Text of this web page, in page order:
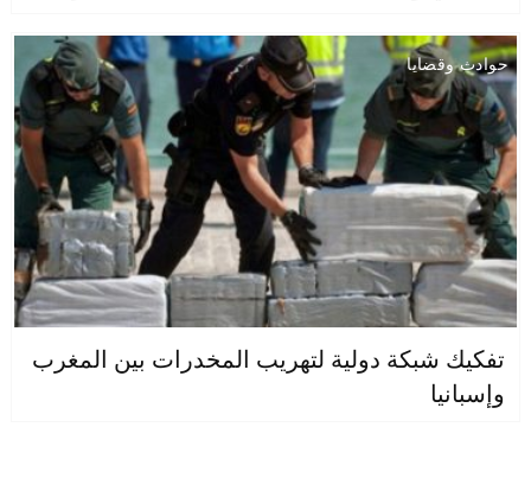
حوادث وقضايا
تفكيك شبكة دولية لتهريب المخدرات بين المغرب
وإسبانيا